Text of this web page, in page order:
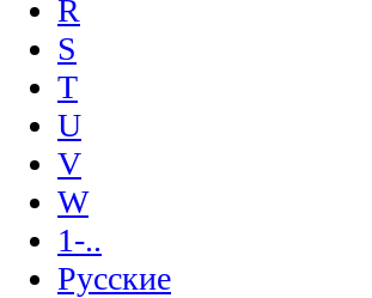
R
S
T
U
V
W
1-..
Русские